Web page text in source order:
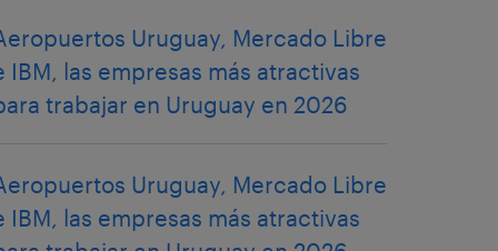
Uruguay, Mercado Libre
IBM, las empresas más atractivas
trabajar en Uruguay en 2026
Uruguay, Mercado Libre
IBM, las empresas más atractivas